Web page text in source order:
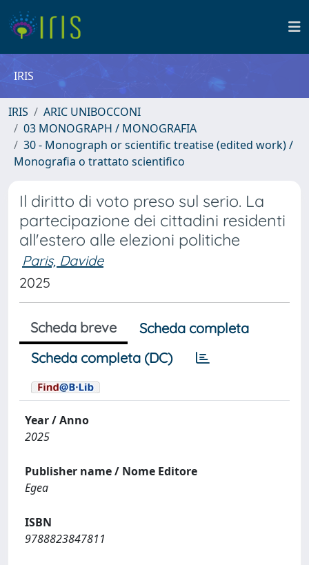
IRIS
IRIS
ARIC UNIBOCCONI
03 MONOGRAPH / MONOGRAFIA
30 - Monograph or scientific treatise (edited work) /
Monografia o trattato scientifico
Il diritto di voto preso sul serio. La
partecipazione dei cittadini residenti
all'estero alle elezioni politiche
Paris, Davide
2025
Scheda breve
Scheda completa
Scheda completa (DC)
Year / Anno
2025
Publisher name / Nome Editore
Egea
ISBN
9788823847811